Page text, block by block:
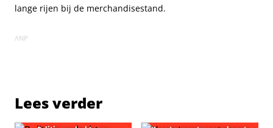
lange rijen bij de merchandisestand.
ANP
Lees verder